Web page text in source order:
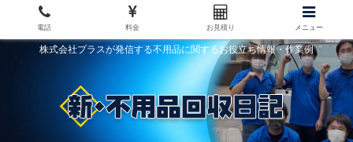
株式会社プラスが発信する不用品に関するお役立ち情報・作業例
電話 料金 お見積り メニュー